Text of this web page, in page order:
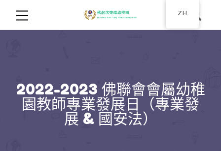
2022-2023 佛聯會會屬幼稚
園教師專業發展日（專業發
展 & 國安法）
ZH